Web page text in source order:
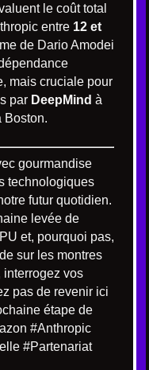
le coût total
entre 12 et
de Dario Amodei
mais cruciale pour
par DeepMind à
Boston.
gourmandise
technologiques
futur quotidien.
levée de
et, pourquoi pas,
sur les montres
interrogez vos
pas de revenir ici
étape de
#Anthropic
#Partenariat